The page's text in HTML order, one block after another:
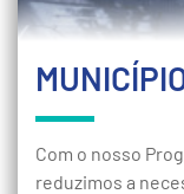
Com o nosso
reduzimos a